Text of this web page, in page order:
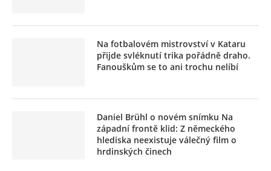
Na fotbalovém mistrovství v Kataru
přijde svléknutí trika pořádně draho.
Fanouškům se to ani trochu nelíbí
Daniel Brühl o novém snímku Na
západní frontě klid: Z německého
hlediska neexistuje válečný film o
hrdinských činech